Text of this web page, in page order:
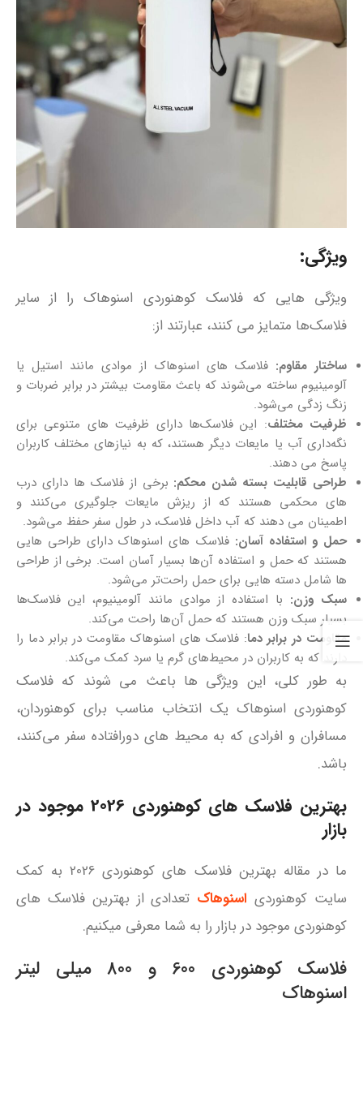
ویژگی:
ویژگی‌ هایی که فلاسک کوهنوردی اسنوهاک را از سایر
فلاسک‌ها متمایز می‌ کنند، عبارتند از:
ساختار مقاوم: فلاسک‌ های اسنوهاک از موادی مانند استیل یا
آلومینیوم ساخته می‌شوند که باعث مقاومت بیشتر در برابر ضربات و
زنگ زدگی می‌شود.
ظرفیت مختلف: این فلاسک‌ها دارای ظرفیت‌ های متنوعی برای
نگه‌داری آب یا مایعات دیگر هستند، که به نیازهای مختلف کاربران
پاسخ می‌ دهند.
طراحی قابلیت بسته شدن محکم: برخی از فلاسک‌ ها دارای درب‌
های محکمی هستند که از ریزش مایعات جلوگیری می‌کنند و
اطمینان می‌ دهند که آب داخل فلاسک، در طول سفر حفظ می‌شود.
حمل و استفاده آسان: فلاسک‌ های اسنوهاک دارای طراحی‌ هایی
هستند که حمل و استفاده آن‌ها بسیار آسان است. برخی از طراحی‌
ها شامل دسته‌ هایی برای حمل راحت‌تر می‌شود.
سبک وزن: با استفاده از موادی مانند آلومینیوم، این فلاسک‌ها
بسیار سبک وزن هستند که حمل آن‌ها راحت می‌کند.
مقاومت در برابر دما: فلاسک‌ های اسنوهاک مقاومت در برابر دما را
دارند که به کاربران در محیط‌های گرم یا سرد کمک می‌کند.
به طور کلی، این ویژگی‌ ها باعث می‌ شوند که فلاسک
کوهنوردی اسنوهاک یک انتخاب مناسب برای کوهنوردان،
مسافران و افرادی که به محیط‌ های دورافتاده سفر می‌کنند،
باشد.
بهترین فلاسک های کوهنوردی 2026 موجود در
بازار
ما در مقاله بهترین فلاسک های کوهنوردی 2026 به کمک
سایت کوهنوردی اسنوهاک تعدادی از بهترین فلاسک های
کوهنوردی موجود در بازار را به شما معرفی میکنیم.
فلاسک کوهنوردی 600 و 800 میلی لیتر
اسنوهاک